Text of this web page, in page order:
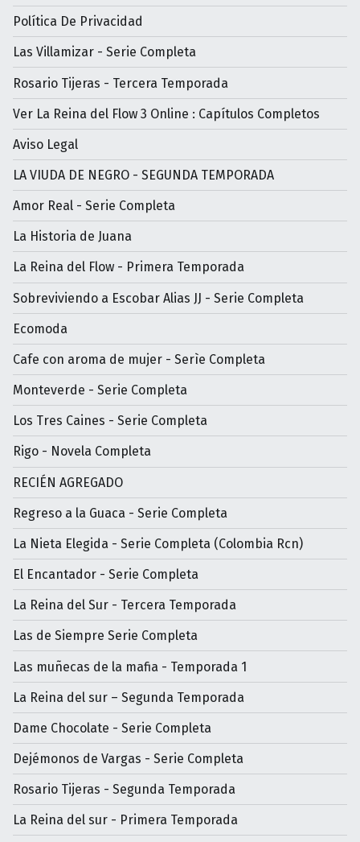
Política De Privacidad
Las Villamizar - Serie Completa
Rosario Tijeras - Tercera Temporada
Ver La Reina del Flow 3 Online : Capítulos Completos
Aviso Legal
LA VIUDA DE NEGRO - SEGUNDA TEMPORADA
Amor Real - Serie Completa
La Historia de Juana
La Reina del Flow - Primera Temporada
Sobreviviendo a Escobar Alias JJ - Serie Completa
Ecomoda
Cafe con aroma de mujer - Serìe Completa
Monteverde - Serie Completa
Los Tres Caines - Serie Completa
Rigo - Novela Completa
RECIÉN AGREGADO
Regreso a la Guaca - Serie Completa
La Nieta Elegida - Serie Completa (Colombia Rcn)
El Encantador - Serie Completa
La Reina del Sur - Tercera Temporada
Las de Siempre Serie Completa
Las muñecas de la mafia - Temporada 1
La Reina del sur – Segunda Temporada
Dame Chocolate - Serie Completa
Dejémonos de Vargas - Serie Completa
Rosario Tijeras - Segunda Temporada
La Reina del sur - Primera Temporada